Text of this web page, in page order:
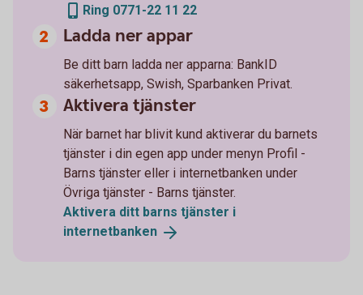
Ring 0771-22 11 22
Ladda ner appar
Be ditt barn ladda ner apparna: BankID
säkerhetsapp, Swish, Sparbanken Privat.
Aktivera tjänster
När barnet har blivit kund aktiverar du barnets
tjänster i din egen app under menyn Profil -
Barns tjänster eller i internetbanken under
Övriga tjänster - Barns tjänster.
Aktivera ditt barns tjänster i
internetbanken